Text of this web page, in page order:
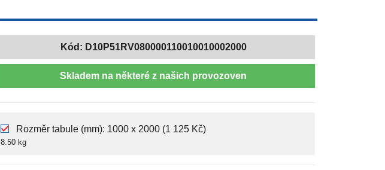
Kód: D10P51RV080000110010010002000
Skladem na některé z našich provozoven
Rozměr tabule (mm): 1000 x 2000 (1 125 Kč)
8.50 kg